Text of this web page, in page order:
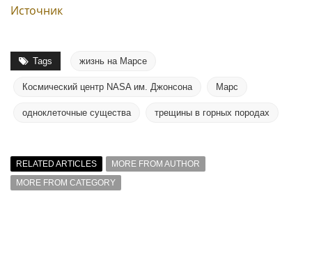
Источник
Tags жизнь на Марсе
Космический центр NASA им. Джонсона Марс
одноклеточные существа трещины в горных породах
RELATED ARTICLES
MORE FROM AUTHOR
MORE FROM CATEGORY